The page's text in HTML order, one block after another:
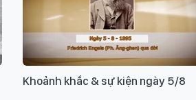
Khoảnh khắc & sự kiện ngày 5/8